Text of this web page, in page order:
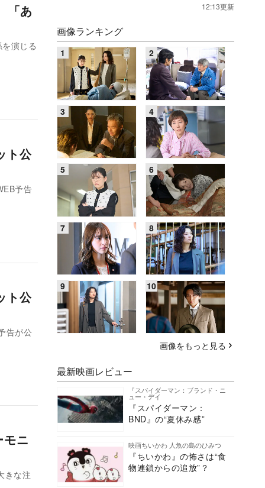
「あ
演じる
ト公
予告
ト公
告が公
モニ
きな注
12:13更新
画像ランキング
画像をもっと見る
最新映画レビュー
『スパイダーマン：ブランド・ニ
ュー・デイ
『スパイダーマン：
BND』の“夏休み感”
映画ちいかわ 人魚の島のひみつ
『ちいかわ』の怖さは“食
物連鎖からの追放”？